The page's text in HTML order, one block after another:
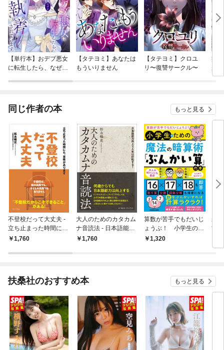
【単行本】おデブ悪女
に転生したら、なぜか
【タテヨミ】あなたは
もういりません
【タテヨミ】クロユ
リ〜復讐サークル〜
病
が
ぎ
同じ作者の本 もっと見る
不登校だって大丈夫 -
立ち止まった時間に
も、意味があります -
1,760
大人のためのカタカム
ナ音読法 - 日本語能力
向上で人生は好転す
1,760
算数が苦手でもだいじ
ょうぶ！ 小学生のた
めの魔法の暗算術「ぶ
1,320
未
古
純
扶桑社のおすすめ本 もっと見る